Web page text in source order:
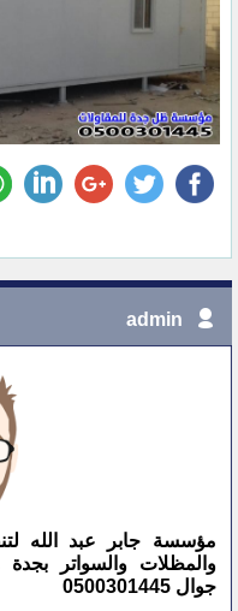
admin
مؤسسة جابر عبد الله
والمظلات والسواتر بجدة
جوال 0500301445